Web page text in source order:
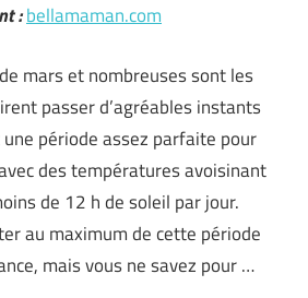
:bellamaman.com
mars et nombreuses sont les
passer d’agréables instants
une période assez parfaite pour
des températures avoisinant
de 12 h de soleil par jour.
au maximum de cette période
mais vous ne savez pour …